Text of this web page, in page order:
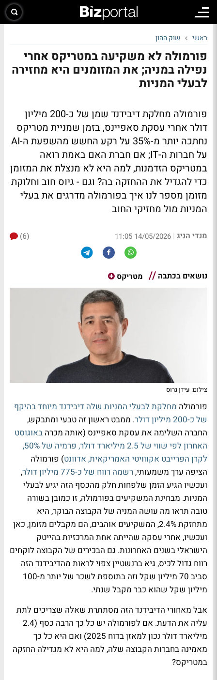
ראשי שוק ההון
פורמולה לא משקיעה במטריקס אחרי
נפילה במניה; את המזומנים היא מחזירה
לבעלי המניות
פורמולה מחלקת דיבידנד שמן של כ-200 מיליון
דולר אחרי עסקת סאפיינס, בזמן שמניית מטריקס
נחתכה יותר מ-35% על רקע החשש מהשפעת ה-AI
על חברות ה-IT; אם חברת האם באמת רואה
במטריקס הזדמנות, למה היא לא מנצלת את המזומן
כדי להגדיל את ההחזקה בה? וגם - גיוס חוב וחלוקת
מזומן מספר לנו איך בפורמולה מדרגים את בעלי
המניות מול מחזיקי החוב
מנדי הניג |
14/05/2026 11:05
(6)
נושאים בכתבה מטריקס
צילום: עידן גרוס
פורמולה מחלקת לבעלי המניות שלה דיבידנד מיוחד בהיקף
של כ-200 מיליון דולר
. ממבט ראשון זה טבעי ומתבקש,
החברה השלימה את עסקת סאפיינס (אותה מכרה באוגוסט
האחרון לפי שווי של 2.5 מיליארד דולר, פרמיה של 50%,
לקרן הפרייבט אקווויטי האמריקאית, אדוונט) פורמולה
הציפה ערך משמעותי, רשמה רווח של כ-775 מיליון דולר
,
ועכשיו הגיע הזמן שלפחות חלק מהכסף הזה יגיע לבעלי
המניות. מבחינת המשקיעים בפורמולה, זו כמובן בשורה
טובה תראו מה עושה המניה של הקבוצה הבוקר, היא
מתחזקת 2.4%, המשקיעים אוהבים, הם מקבלים מזומן, כאן
ועכשיו, אחרי עסקה שהייתה אחת המרכזיות בהייטק
הישראלי בשנים האחרונות. גם הבכירים של הקבוצה לוקחים
רווח גדול לכיס, גיא ברנשטיין צפוי לראות מהדיבידנד הזה
סביב 70 מיליון שקל וזה בתוספת לשכר של יותר מ-100
מיליון שקל שהוא כבר מקבל שנתי.
אבל מאחורי הדיבידנד הזה מסתתרת שאלה שצריכים לתת
עליה את הדעת. אם לפורמולה יש כל כך הרבה כסף (2.4
מיליארד דולר נכון למאזן בדוח 2025) ואם היא כל כך
מאמינה בחברות הקבוצה שלה, למה היא לא מגדילה החזקה
במטריקס?